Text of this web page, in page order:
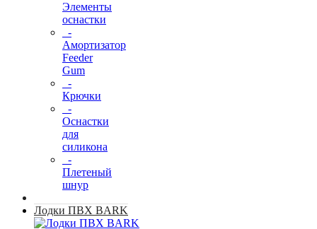
Элементы
оснастки
-
Амортизатор
Feeder
Gum
-
Крючки
-
Оснастки
для
силикона
-
Плетеный
шнур
Лодки ПВХ BARK